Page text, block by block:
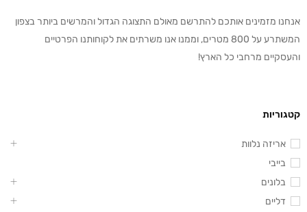
אנחנו מזמינים אותכם להתרשם מאולם התצוגה הגדול והמרשים ביותר בצפון
המשתרע על 800 מטרים, וממנו אנו משרתים את לקוחותנו הפרטיים
והעסקיים מרחבי כל הארץ!
קטגוריות
אריזה נלוות
בייבי
בלונים
דליים